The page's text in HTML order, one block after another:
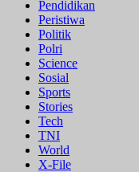
Pendidikan
Peristiwa
Politik
Polri
Science
Sosial
Sports
Stories
Tech
TNI
World
X-File